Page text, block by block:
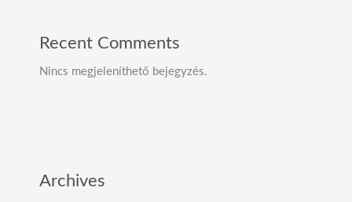
Recent Comments
Nincs megjeleníthető bejegyzés.
Archives